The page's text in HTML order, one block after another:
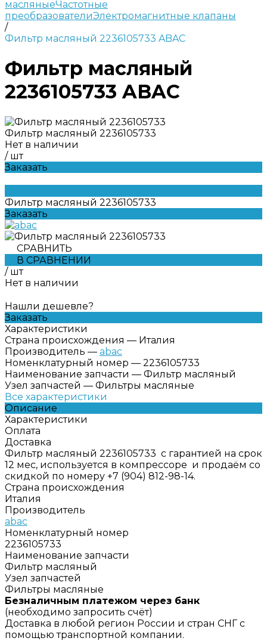
масляныеЧастотные
преобразователиЭлектромагнитные клапаны
/
Фильтр масляный 2236105733 ABAC
Фильтр масляный
2236105733 ABAC
Фильтр масляный 2236105733
Нет в наличии
/ шт
Заказать
Фильтр масляный 2236105733
Заказать
СРАВНИТЬ
В СРАВНЕНИИ
/ шт
Нет в наличии
Нашли дешевле?
Заказать
Характеристики
Страна происхождения — Италия
Производитель — abac
Номенклатурный номер — 2236105733
Наименование запчасти — Фильтр масляный
Узел запчастей — Фильтры масляные
Все характеристики
Описание
Характеристики
Оплата
Доставка
Фильтр масляный 2236105733 с гарантией на срок
12 мес, используется в компрессоре и продаём со
скидкой по номеру +7 (904) 812-98-14.
Страна происхождения
Италия
Производитель
abac
Номенклатурный номер
2236105733
Наименование запчасти
Фильтр масляный
Узел запчастей
Фильтры масляные
Безналичным платежом через банк
(необходимо запросить счёт)
Доставка в любой регион России и стран СНГ с
помощью транспортной компании.